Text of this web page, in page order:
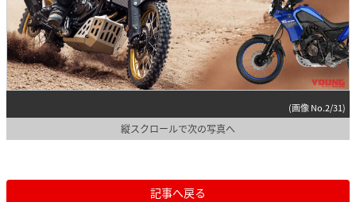
(画像 No.2/31)
縦スクロールで次の写真へ
記事へ戻る